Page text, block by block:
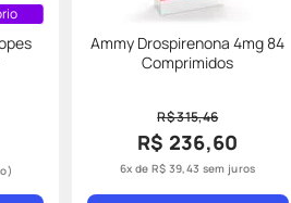
Ammy Drospirenona 4mg 84
Comprimidos
R$ 315,46
R$ 236,60
6x de R$ 39,43 sem juros